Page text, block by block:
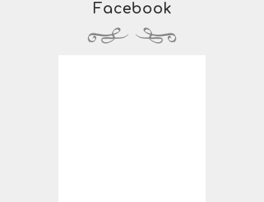
Facebook